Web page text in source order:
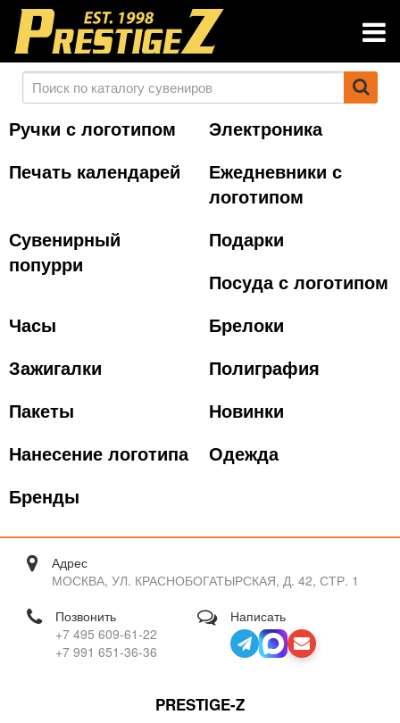
Ручки с логотипом
Электроника
Печать календарей
Ежедневники с
логотипом
Сувенирный
попурри
Подарки
Посуда с логотипом
Часы
Брелоки
Зажигалки
Полиграфия
Пакеты
Новинки
Нанесение логотипа
Одежда
Бренды
Адрес
МОСКВА, УЛ. КРАСНОБОГАТЫРСКАЯ, Д. 42, СТР. 1
Позвонить
+7 495 609-61-22
+7 991 651-36-36
Написать
PRESTIGE-Z